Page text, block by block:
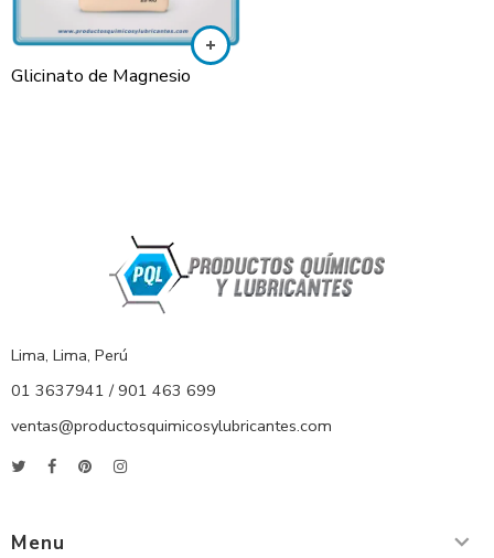
Glicinato de Magnesio
Lima, Lima, Perú
01 3637941 / 901 463 699
ventas@productosquimicosylubricantes.com
Menu